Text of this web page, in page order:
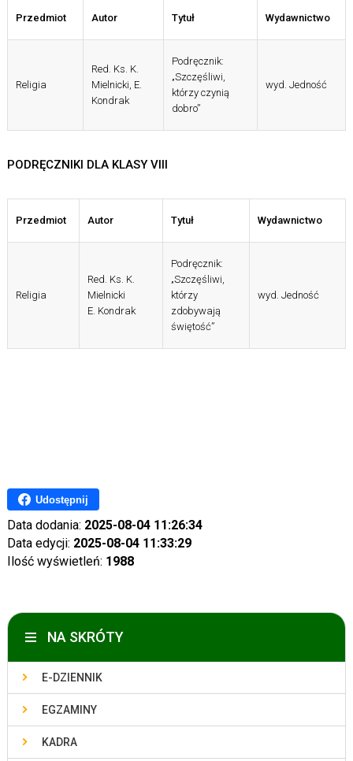
Przedmiot Autor Tytuł Wydawnictwo
Religia
Red. Ks. K.
Mielnicki, E.
Kondrak
Podręcznik:
„Szczęśliwi,
którzy czynią
dobro”
wyd. Jedność
PODRĘCZNIKI DLA KLASY VIII
Przedmiot Autor Tytuł Wydawnictwo
Religia
Red. Ks. K.
Mielnicki
E. Kondrak
Podręcznik:
„Szczęśliwi,
którzy
zdobywają
świętość”
wyd. Jedność
Udostępnij
Data dodania: 2025-08-04 11:26:34
Data edycji: 2025-08-04 11:33:29
Ilość wyświetleń: 1988
NA SKRÓTY
E-DZIENNIK
EGZAMINY
KADRA